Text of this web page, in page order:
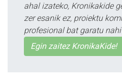
ahal izateko, Kronikakide
zer esanik ez, proiektu
profesional bat garatu
Egin zaitez KronikaKide!